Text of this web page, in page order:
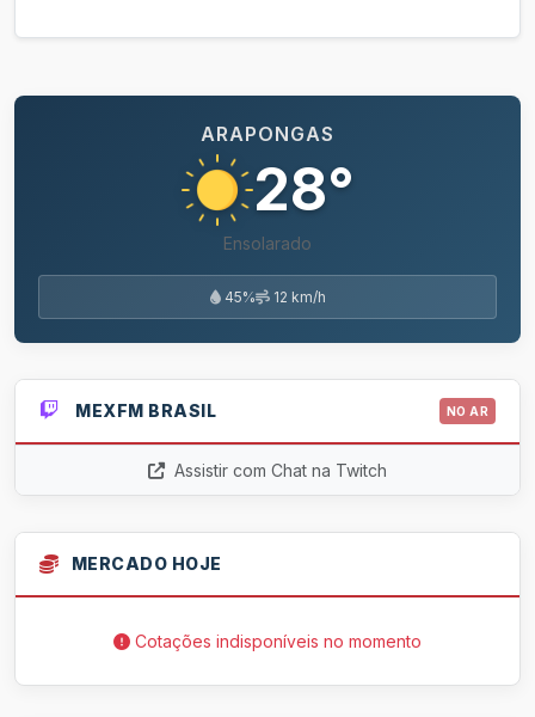
ARAPONGAS
28°
Ensolarado
45% 12 km/h
MEXFM BRASIL NO AR
Assistir com Chat na Twitch
MERCADO HOJE
Cotações indisponíveis no momento